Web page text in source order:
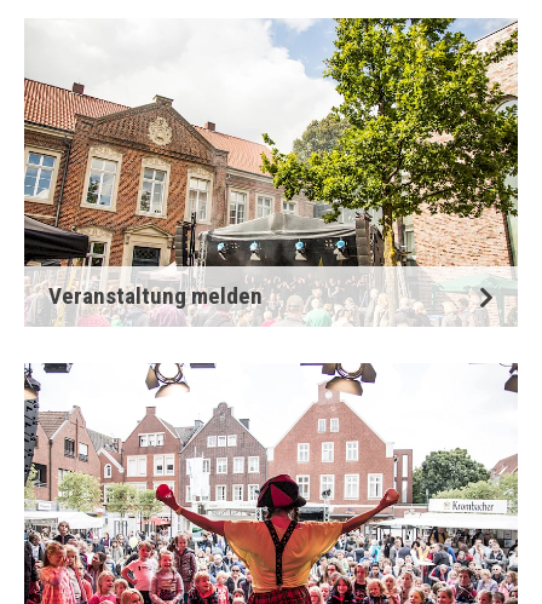
Veranstaltung melden